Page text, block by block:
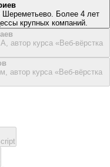
Шереметьево. Более 4 лет
крупных компаний.
автор курса «Веб-вёрстка
автор курса «Веб-вёрстка